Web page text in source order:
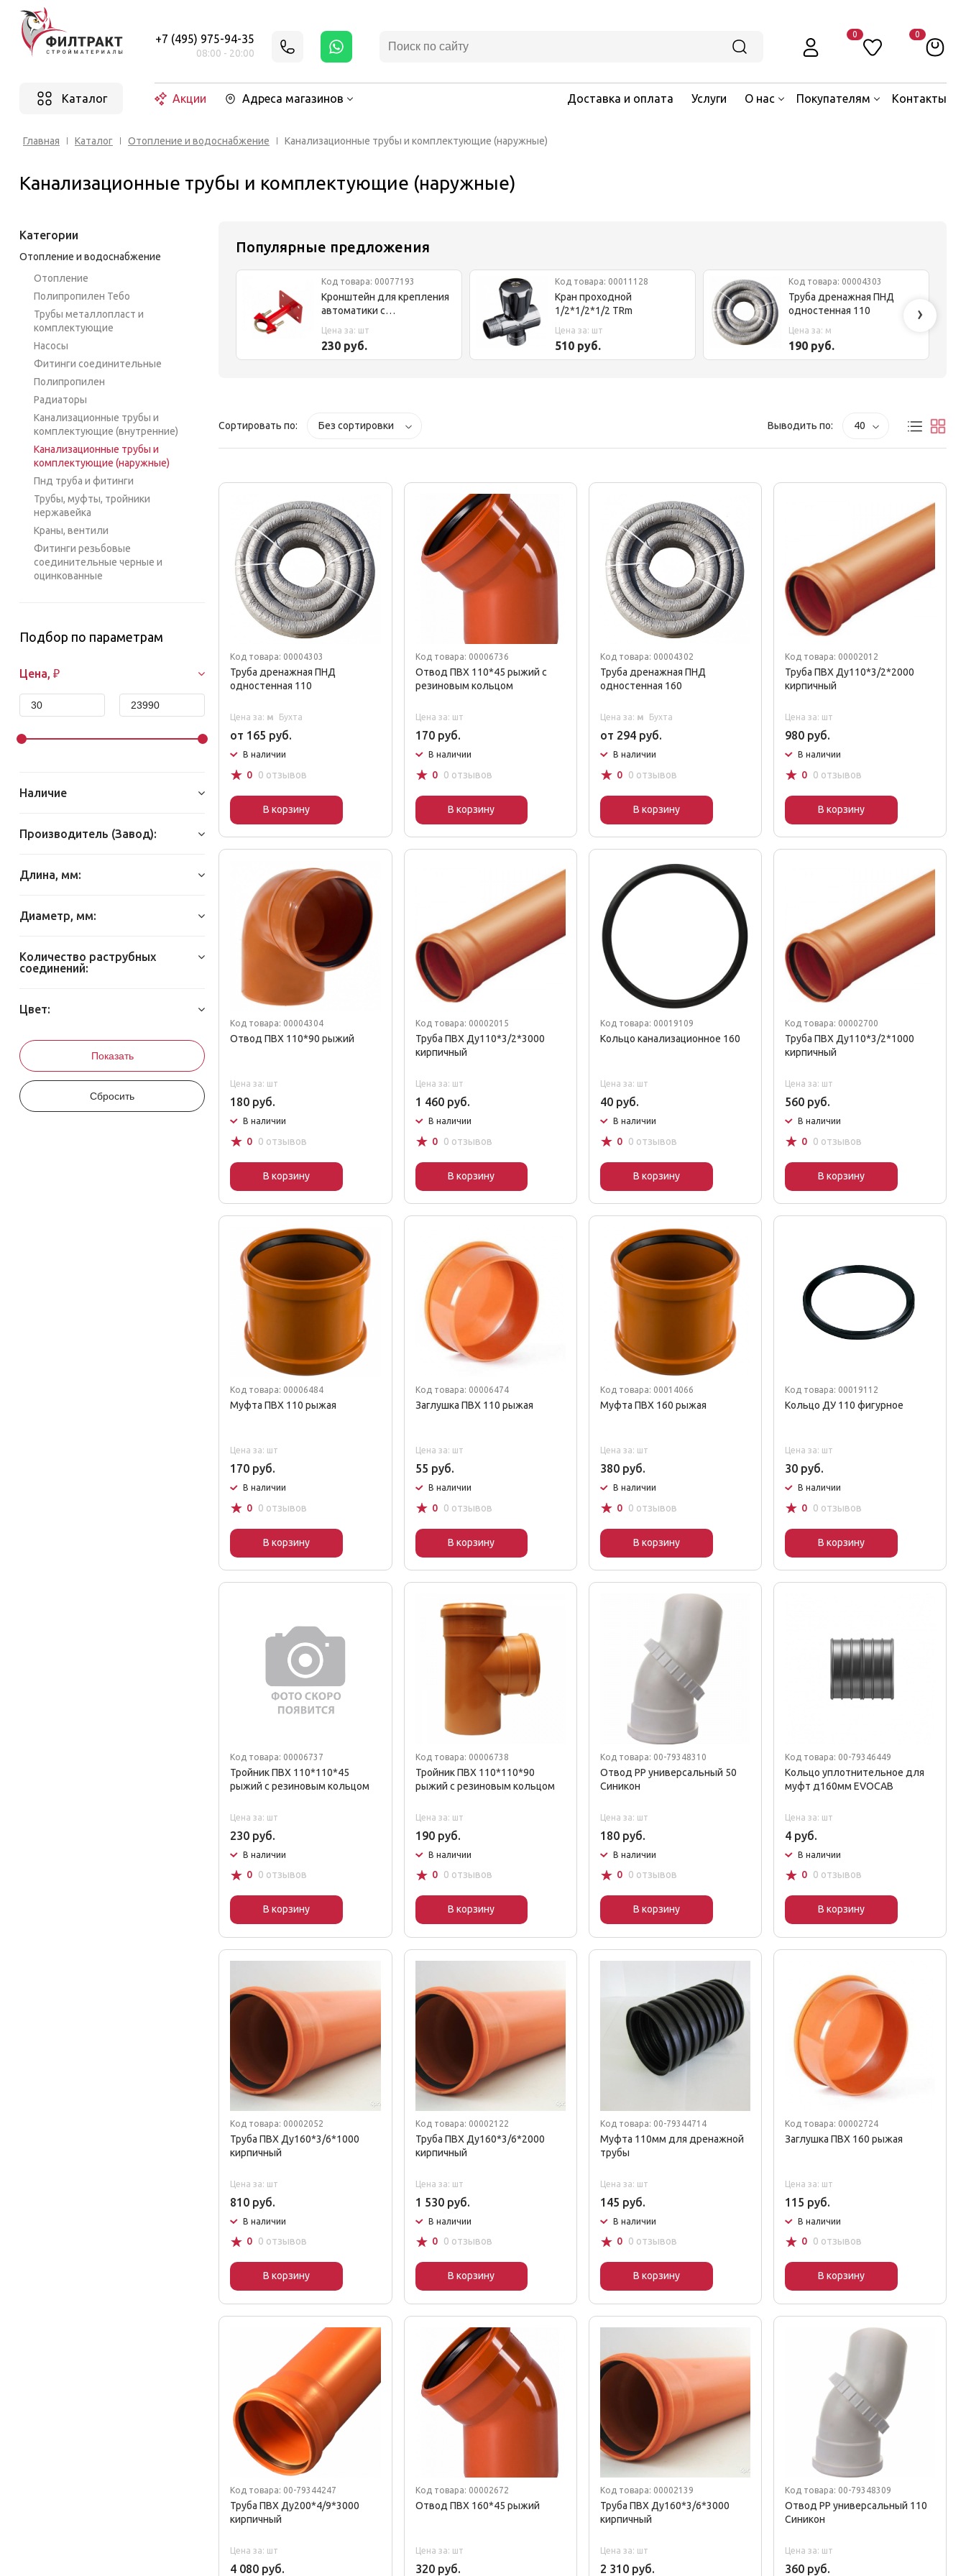
+7 (495) 975-94-35
08:00 - 20:00
0 0
Каталог Акции Адреса магазинов Доставка и оплата Услуги О нас Покупателям Контакты
Главная Каталог Отопление и водоснабжение Канализационные трубы и комплектующие (наружные)
Канализационные трубы и комплектующие (наружные)
Категории
Отопление и водоснабжение
Отопление
Полипропилен Тебо
Трубы металлопласт и
комплектующие
Насосы
Фитинги соединительные
Полипропилен
Радиаторы
Канализационные трубы и
комплектующие (внутренние)
Канализационные трубы и
комплектующие (наружные)
Пнд труба и фитинги
Трубы, муфты, тройники
нержавейка
Краны, вентили
Фитинги резьбовые
соединительные черные и
оцинкованные
Подбор по параметрам
Цена, ₽
Наличие
Производитель (Завод):
Длина, мм:
Диаметр, мм:
Количество раструбных
соединений:
Цвет:
Популярные предложения
Код товара: 00077193
Кронштейн для крепления
автоматики с
Акваробот
Цена за: шт
230 руб.
Код товара: 00011128
Кран проходной
1/2*1/2*1/2 TRm
Цена за: шт
510 руб.
Код товара: 00004303
Труба дренажная ПНД
одностенная 110
Цена за: м
190 руб.
›
Сортировать по: Без сортировки Выводить по: 40
Код товара: 00004303
Труба дренажная ПНД
одностенная 110
Цена за: м Бухта
от 165 руб.
В наличии
☆ 0 0 отзывов
В корзину
Код товара: 00006736
Отвод ПВХ 110*45 рыжий с
резиновым кольцом
Цена за: шт
170 руб.
В наличии
☆ 0 0 отзывов
В корзину
Код товара: 00004302
Труба дренажная ПНД
одностенная 160
Цена за: м Бухта
от 294 руб.
В наличии
☆ 0 0 отзывов
В корзину
Код товара: 00002012
Труба ПВХ Ду110*3/2*2000
кирпичный
Цена за: шт
980 руб.
В наличии
☆ 0 0 отзывов
В корзину
Код товара: 00004304
Отвод ПВХ 110*90 рыжий
Цена за: шт
180 руб.
В наличии
☆ 0 0 отзывов
В корзину
Код товара: 00002015
Труба ПВХ Ду110*3/2*3000
кирпичный
Цена за: шт
1 460 руб.
В наличии
☆ 0 0 отзывов
В корзину
Код товара: 00019109
Кольцо канализационное 160
Цена за: шт
40 руб.
В наличии
☆ 0 0 отзывов
В корзину
Код товара: 00002700
Труба ПВХ Ду110*3/2*1000
кирпичный
Цена за: шт
560 руб.
В наличии
☆ 0 0 отзывов
В корзину
Код товара: 00006484
Муфта ПВХ 110 рыжая
Цена за: шт
170 руб.
В наличии
☆ 0 0 отзывов
В корзину
Код товара: 00006474
Заглушка ПВХ 110 рыжая
Цена за: шт
55 руб.
В наличии
☆ 0 0 отзывов
В корзину
Код товара: 00014066
Муфта ПВХ 160 рыжая
Цена за: шт
380 руб.
В наличии
☆ 0 0 отзывов
В корзину
Код товара: 00019112
Кольцо ДУ 110 фигурное
Цена за: шт
30 руб.
В наличии
☆ 0 0 отзывов
В корзину
Код товара: 00006737
Тройник ПВХ 110*110*45
рыжий с резиновым кольцом
Цена за: шт
230 руб.
В наличии
☆ 0 0 отзывов
В корзину
Код товара: 00006738
Тройник ПВХ 110*110*90
рыжий с резиновым кольцом
Цена за: шт
190 руб.
В наличии
☆ 0 0 отзывов
В корзину
Код товара: 00-79348310
Отвод РР универсальный 50
Синикон
Цена за: шт
180 руб.
В наличии
☆ 0 0 отзывов
В корзину
Код товара: 00-79346449
Кольцо уплотнительное для
муфт д160мм EVOCAB
Цена за: шт
4 руб.
В наличии
☆ 0 0 отзывов
В корзину
Код товара: 00002052
Труба ПВХ Ду160*3/6*1000
кирпичный
Цена за: шт
810 руб.
В наличии
☆ 0 0 отзывов
В корзину
Код товара: 00002122
Труба ПВХ Ду160*3/6*2000
кирпичный
Цена за: шт
1 530 руб.
В наличии
☆ 0 0 отзывов
В корзину
Код товара: 00-79344714
Муфта 110мм для дренажной
трубы
Цена за: шт
145 руб.
В наличии
☆ 0 0 отзывов
В корзину
Код товара: 00002724
Заглушка ПВХ 160 рыжая
Цена за: шт
115 руб.
В наличии
☆ 0 0 отзывов
В корзину
Код товара: 00-79344247
Труба ПВХ Ду200*4/9*3000
кирпичный
Цена за: шт
4 080 руб.
Код товара: 00002672
Отвод ПВХ 160*45 рыжий
Цена за: шт
320 руб.
Код товара: 00002139
Труба ПВХ Ду160*3/6*3000
кирпичный
Цена за: шт
2 310 руб.
Код товара: 00-79348309
Отвод РР универсальный 110
Синикон
Цена за: шт
360 руб.